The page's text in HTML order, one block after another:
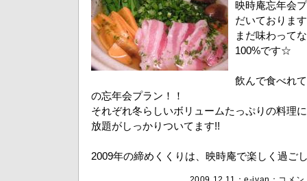
映時庵忘年会
だいておりま
まだ味わって
100%です☆
飲んで食べれ
の忘年会プラン！！
それぞれ冬らしいボリュームたっぷりの料理
放題がしっかりついてます!!
2009年の締めくくりは、映時庵で楽しく過ご